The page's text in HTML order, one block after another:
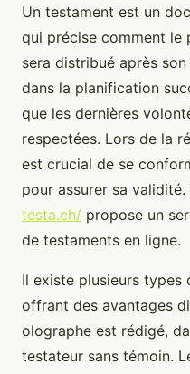
Un testament est un
qui précise comment le
sera distribué après
dans la planification
que les dernières
respectées. Lors de la
est crucial de se
pour assurer sa
testa.ch/ propose un
de testaments en ligne.
Il existe plusieurs types
offrant des avantages
olographe est rédigé,
testateur sans témoin.